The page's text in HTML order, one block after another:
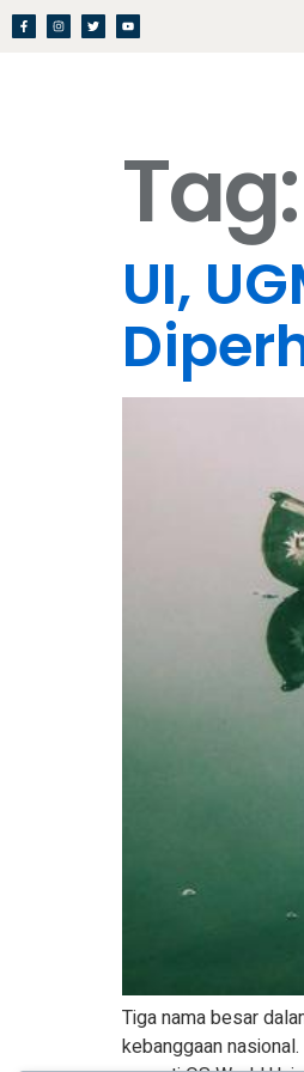
Tag:
UI,
Tiga nama besar
kebanggaan